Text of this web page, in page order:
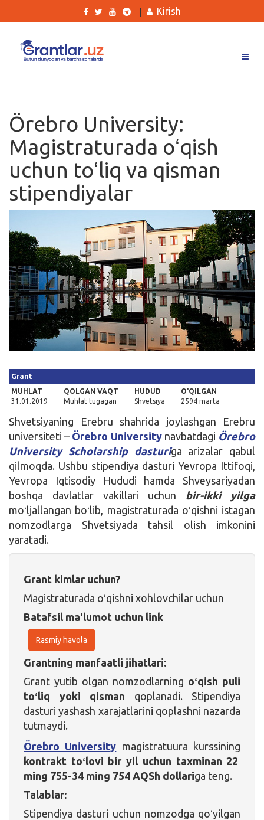
Ishlar
Kurslar
Blog
Yana
Qidirish
Kirish
Kirish
Örebro University:
Magistraturada oʻqish
uchun toʻliq va qisman
stipendiyalar
Grant
MUHLAT
31.01.2019
QOLGAN VAQT
Muhlat tugagan
HUDUD
Shvetsiya
O'QILGAN
2594 marta
Shvetsiyaning Erebru shahrida joylashgan Erebru
universiteti – Örebro Universitynavbatdagi Örebro
University Scholarship dasturiga arizalar qabul
qilmoqda. Ushbu stipendiya dasturi Yevropa Ittifoqi,
Yevropa Iqtisodiy Hududi hamda Shveysariyadan
boshqa davlatlar vakillari uchun bir-ikki yilga
moʻljallangan boʻlib, magistraturada oʻqishni istagan
nomzodlarga Shvetsiyada tahsil olish imkonini
yaratadi.
Grant kimlar uchun?
Magistraturada oʻqishni xohlovchilar uchun
Batafsil ma'lumot uchun link
Rasmiy havola
Grantning manfaatli jihatlari:
Grant yutib olgan nomzodlarning oʻqish puli
toʻliq yoki qisman qoplanadi. Stipendiya
dasturi yashash xarajatlarini qoplashni nazarda
tutmaydi.
Örebro University magistratuura kurssining
kontrakt toʻlovi bir yil uchun taxminan 22
ming 755-34 ming 754 AQSh dollariga teng.
Talablar:
Stipendiya dasturi uchun nomzodga qoʻyilgan